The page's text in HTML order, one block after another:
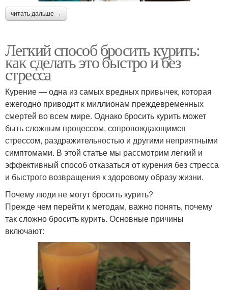
читать дальше →
Легкий способ бросить курить:
как сделать это быстро и без
стресса
Курение — одна из самых вредных привычек, которая
ежегодно приводит к миллионам преждевременных
смертей во всем мире. Однако бросить курить может
быть сложным процессом, сопровождающимся
стрессом, раздражительностью и другими неприятными
симптомами. В этой статье мы рассмотрим легкий и
эффективный способ отказаться от курения без стресса
и быстрого возвращения к здоровому образу жизни.
Почему люди не могут бросить курить?
Прежде чем перейти к методам, важно понять, почему
так сложно бросить курить. Основные причины
включают: